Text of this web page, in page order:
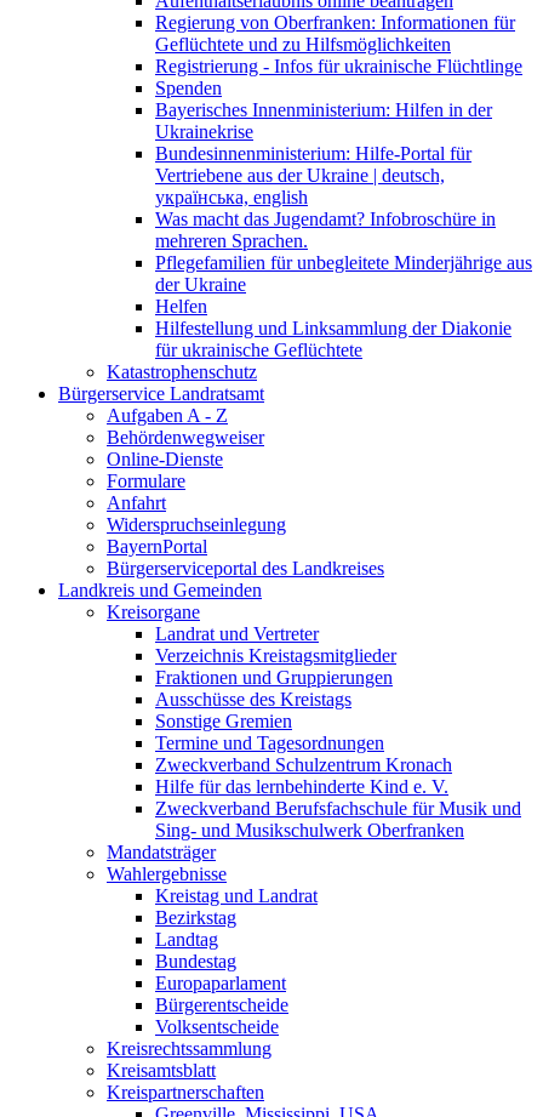
Regierung von Oberfranken: Informationen für
Geflüchtete und zu Hilfsmöglichkeiten
Registrierung - Infos für ukrainische Flüchtlinge
Spenden
Bayerisches Innenministerium: Hilfen in der
Ukrainekrise
Bundesinnenministerium: Hilfe-Portal für
Vertriebene aus der Ukraine | deutsch,
українська, english
Was macht das Jugendamt? Infobroschüre in
mehreren Sprachen.
Pflegefamilien für unbegleitete Minderjährige aus
der Ukraine
Helfen
Hilfestellung und Linksammlung der Diakonie
für ukrainische Geflüchtete
Katastrophenschutz
Bürgerservice Landratsamt
Aufgaben A - Z
Behördenwegweiser
Online-Dienste
Formulare
Anfahrt
Widerspruchseinlegung
BayernPortal
Bürgerserviceportal des Landkreises
Landkreis und Gemeinden
Kreisorgane
Landrat und Vertreter
Verzeichnis Kreistagsmitglieder
Fraktionen und Gruppierungen
Ausschüsse des Kreistags
Sonstige Gremien
Termine und Tagesordnungen
Zweckverband Schulzentrum Kronach
Hilfe für das lernbehinderte Kind e. V.
Zweckverband Berufsfachschule für Musik und
Sing- und Musikschulwerk Oberfranken
Mandatsträger
Wahlergebnisse
Kreistag und Landrat
Bezirkstag
Landtag
Bundestag
Europaparlament
Bürgerentscheide
Volksentscheide
Kreisrechtssammlung
Kreisamtsblatt
Kreispartnerschaften